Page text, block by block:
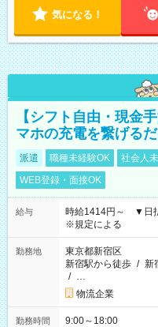
気になる！
【シフト自由・現金
マホの充電を繋げるだ
派遣 職種未経験OK 社会人
WEB登録・面接OK
給与
時給1414円～ ▼日
※規定による
勤務地
東京都新宿区
新宿駅から徒歩 / 新
/ …
物流企業
勤務時間 9:00～18:00